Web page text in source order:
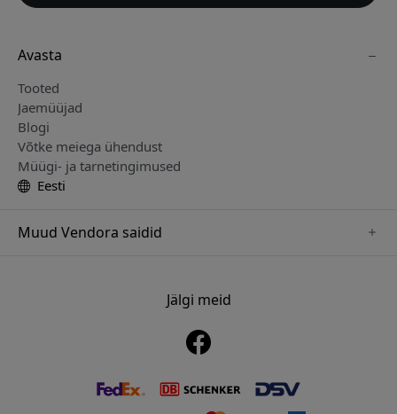
Avasta
Tooted
Jaemüüjad
Blogi
Võtke meiega ühendust
Müügi- ja tarnetingimused
Eesti
Muud Vendora saidid
www.myfirst.se
Jälgi meid